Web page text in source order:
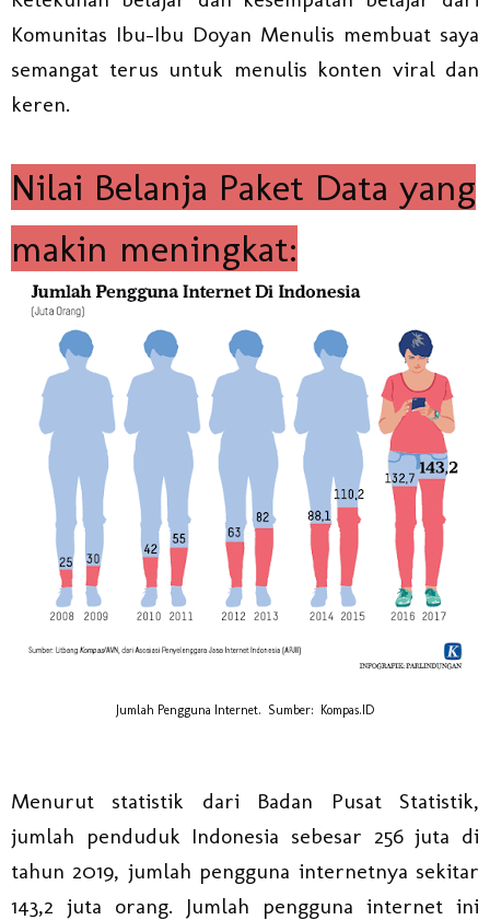
Komunitas Ibu-Ibu Doyan Menulis membuat saya
semangat terus untuk menulis konten viral dan
keren.
Nilai Belanja Paket Data yang
makin meningkat:
Jumlah Pengguna Internet. Sumber: Kompas.ID
Menurut statistik dari Badan Pusat Statistik,
jumlah penduduk Indonesia sebesar 256 juta di
tahun 2019, jumlah pengguna internetnya sekitar
143,2 juta orang. Jumlah pengguna internet ini